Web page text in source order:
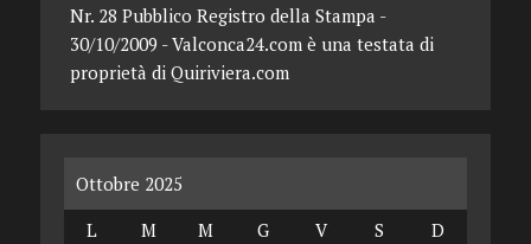
Nr. 28 Pubblico Registro della Stampa -
30/10/2009 - Valconca24.com è una testata di
proprietà di Quiriviera.com
Ottobre 2025
L
M M G V S D